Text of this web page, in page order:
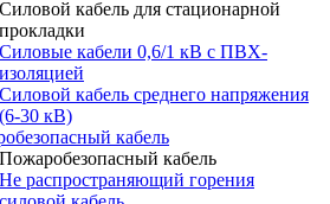
Силовой кабель для стационарной
прокладки
Силовые кабели 0,6/1 кВ с ПВХ-
изоляцией
Силовой кабель среднего напряжения
(6-30 кВ)
кабель
Пожаробезопасный кабель
Не распространяющий горения